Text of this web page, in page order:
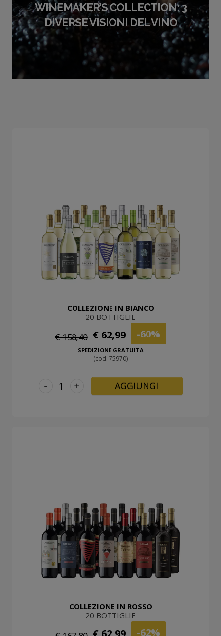
WINEMAKER’S COLLECTION: 3
DIVERSE VISIONI DEL VINO
COLLEZIONE IN BIANCO
20 BOTTIGLIE
€ 158,40 € 62,99 -60%
SPEDIZIONE GRATUITA
(cod. 75970)
+
- AGGIUNGI
COLLEZIONE IN ROSSO
20 BOTTIGLIE
-62%